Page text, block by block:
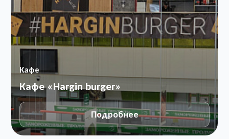
Кафе
Кафе «Hargin burger»
Подробнее